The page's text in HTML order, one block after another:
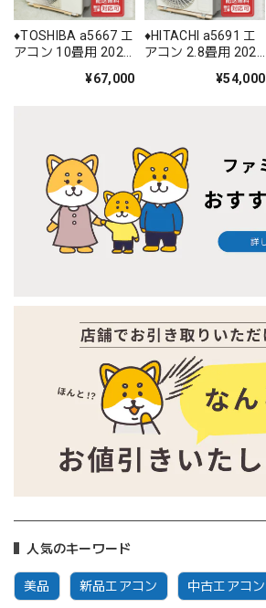
人気のキーワード
美品 新品エアコン 中古エアコン
♦️TOSHIBA a5667 エ
アコン 10畳用 2025
¥67,000
♦️HITACHI a5691 エ
アコン 2.8畳用 2020
¥54,000